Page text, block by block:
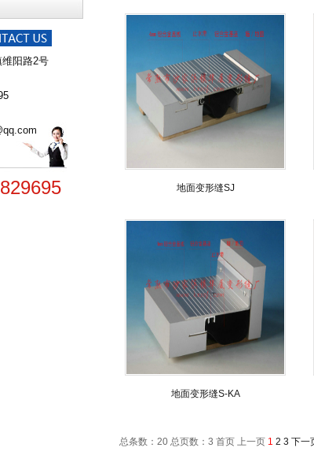
阳路2号
地面变形缝SJ
地面变形缝S-KA
总条数：20 总页数：3 首页 上一页 1 2 3 下一